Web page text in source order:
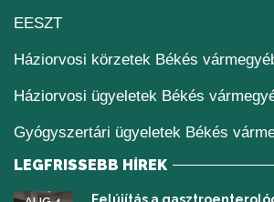
EESZT(új ablakban nyílik meg)
Háziorvosi körzetek Békés
Háziorvosi ügyeletek Békés
Gyógyszertári ügyeletek Békés
LEGFRISSEBB HÍREK